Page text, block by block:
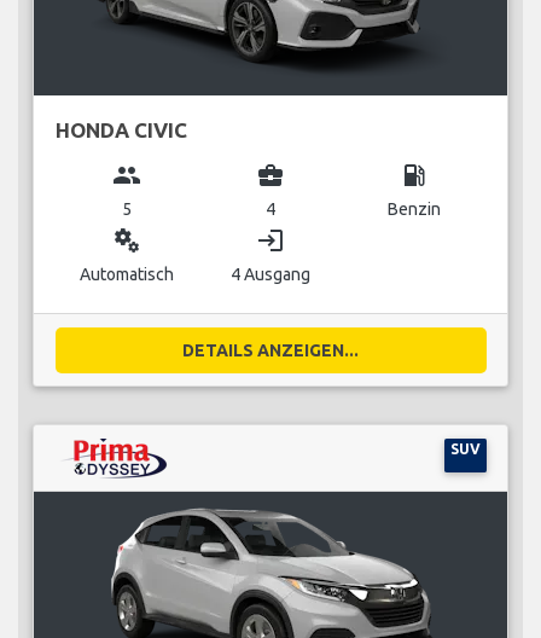
HONDA CIVIC
group
5
business_center
4
local_gas_station
Benzin
miscellaneous_services
Automatisch
login
4 Ausgang
DETAILS ANZEIGEN...
SUV